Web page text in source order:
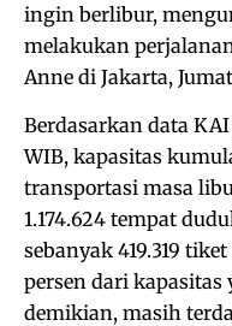
ingin berlibur,
melakukan
Anne di Jakarta,
Berdasarkan data
WIB, kapasitas
transportasi masa
1.174.624 tempat
sebanyak 419.319
persen dari kapasitas
demikian, masih